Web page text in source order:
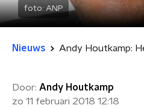
foto: ANP
Nieuws
Door: Andy Houtkamp
zo 11 februari 2018 12:18